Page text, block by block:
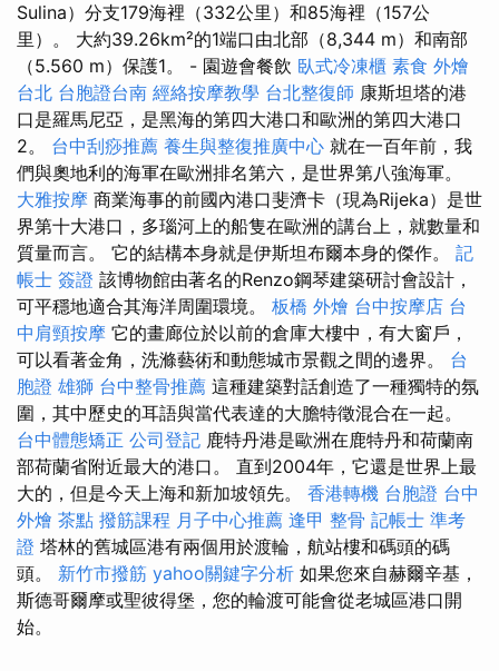
Sulina）分支179海裡（332公里）和85海裡（157公
里）。 大約39.26km²的1端口由北部（8,344 m）和南部
（5.560 m）保護1。 - 園遊會餐飲 臥式冷凍櫃 素食 外燴
台北 台胞證台南 經絡按摩教學 台北整復師 康斯坦塔的港
口是羅馬尼亞，是黑海的第四大港口和歐洲的第四大港口
2。 台中刮痧推薦 養生與整復推廣中心 就在一百年前，我
們與奧地利的海軍在歐洲排名第六，是世界第八強海軍。
大雅按摩 商業海事的前國內港口斐濟卡（現為Rijeka）是世
界第十大港口，多瑙河上的船隻在歐洲的講台上，就數量和
質量而言。 它的結構本身就是伊斯坦布爾本身的傑作。 記
帳士 簽證 該博物館由著名的Renzo鋼琴建築研討會設計，
可平穩地適合其海洋周圍環境。 板橋 外燴 台中按摩店 台
中肩頸按摩 它的畫廊位於以前的倉庫大樓中，有大窗戶，
可以看著金角，洗滌藝術和動態城市景觀之間的邊界。 台
胞證 雄獅 台中整骨推薦 這種建築對話創造了一種獨特的氛
圍，其中歷史的耳語與當代表達的大膽特徵混合在一起。
台中體態矯正 公司登記 鹿特丹港是歐洲在鹿特丹和荷蘭南
部荷蘭省附近最大的港口。 直到2004年，它還是世界上最
大的，但是今天上海和新加坡領先。 香港轉機 台胞證 台中
外燴 茶點 撥筋課程 月子中心推薦 逢甲 整骨 記帳士 準考
證 塔林的舊城區港有兩個用於渡輪，航站樓和碼頭的碼
頭。 新竹市撥筋 yahoo關鍵字分析 如果您來自赫爾辛基，
斯德哥爾摩或聖彼得堡，您的輪渡可能會從老城區港口開
始。